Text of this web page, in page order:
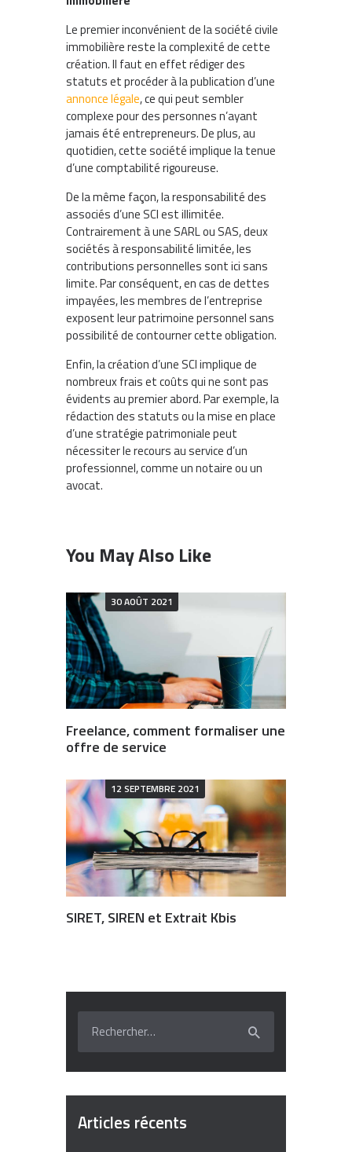
Le premier inconvénient de la société civile
immobilière reste la complexité de cette
création. Il faut en effet rédiger des
statuts et procéder à la publication d’une
annonce légale, ce qui peut sembler
complexe pour des personnes n’ayant
jamais été entrepreneurs. De plus, au
quotidien, cette société implique la tenue
d’une comptabilité rigoureuse.
De la même façon, la responsabilité des
associés d’une SCI est illimitée.
Contrairement à une SARL ou SAS, deux
sociétés à responsabilité limitée, les
contributions personnelles sont ici sans
limite. Par conséquent, en cas de dettes
impayées, les membres de l’entreprise
exposent leur patrimoine personnel sans
possibilité de contourner cette obligation.
Enfin, la création d’une SCI implique de
nombreux frais et coûts qui ne sont pas
évidents au premier abord. Par exemple, la
rédaction des statuts ou la mise en place
d’une stratégie patrimoniale peut
nécessiter le recours au service d’un
professionnel, comme un notaire ou un
avocat.
You May Also Like
30 AOÛT 2021
Freelance, comment formaliser une
offre de service
12 SEPTEMBRE 2021
SIRET, SIREN et Extrait Kbis
Articles récents